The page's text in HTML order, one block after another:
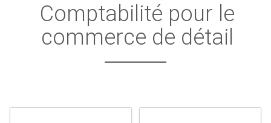
Comptabilité pour le
commerce de détail